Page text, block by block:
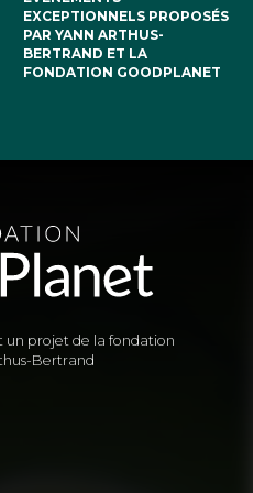
EXCEPTIONNELS PROPOSÉS
PAR YANN ARTHUS-
BERTRAND ET LA
FONDATION GOODPLANET
un projet de la fondation
Bertrand